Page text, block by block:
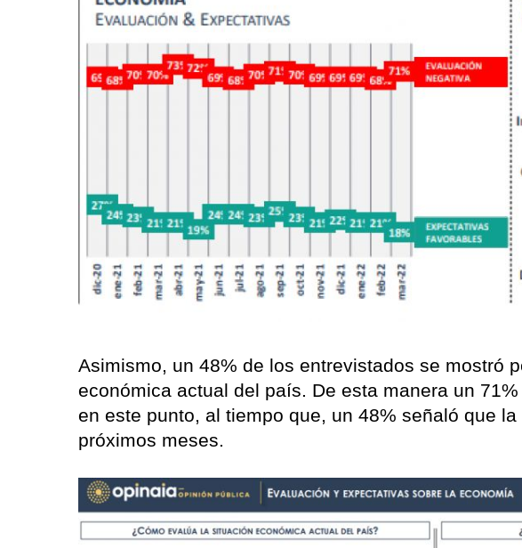
Asimismo, un 48% de los entrevistados se mostró
económica actual del país. De esta manera un
en este punto, al tiempo que, un 48% señaló que
próximos meses.